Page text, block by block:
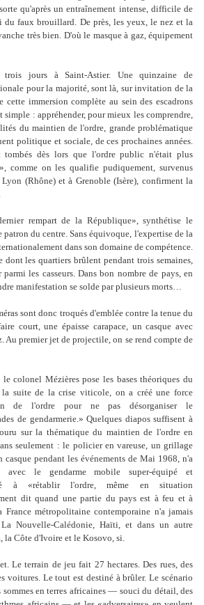
qu'après un entraînement intense, difficile de
faux brouillard. De près, les yeux, le nez et la
très bien. D'où le masque à gaz, équipement
jours à Saint-Astier. Une quinzaine de
pour la majorité, sont là, sur invitation de la
cette immersion complète au sein des escadrons
simple : appréhender, pour mieux les comprendre,
du maintien de l'ordre, grande problématique
politique et sociale, de ces prochaines années.
tombés dès lors que l'ordre public n'était plus
comme on les qualifie pudiquement, survenus
(Rhône) et à Grenoble (Isère), confirment la
rempart de la République», synthétise le
du centre. Sans équivoque, l'expertise de la
dans son domaine de compétence.
dont les quartiers brûlent pendant trois semaines,
les casseurs. Dans bon nombre de pays, en
manifestation se solde par plusieurs morts…
sont donc troqués d'emblée contre la tenue du
court, une épaisse carapace, un casque avec
Au premier jet de projectile, on se rend compte de
colonel Mézières pose les bases théoriques du
suite de la crise viticole, on a créé une force
de l'ordre pour ne pas désorganiser le
de gendarmerie.» Quelques diapos suffisent à
sur la thématique du maintien de l'ordre en
seulement : le policier en vareuse, un grillage
pendant les événements de Mai 1968, n'a
le gendarme mobile super-équipé et
à «rétablir l'ordre, même en situation
dit quand une partie du pays est à feu et à
métropolitaine contemporaine n'a jamais
Nouvelle-Calédonie, Haïti, et dans un autre
la Côte d'Ivoire et le Kosovo, si.
Le terrain de jeu fait 27 hectares. Des rues, des
voitures. Le tout est destiné à brûler. Le scénario
en terres africaines — souci du détail, des